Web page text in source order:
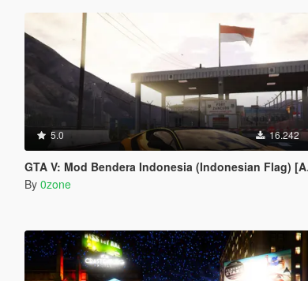
5.0 16.242
GTA V: Mod Bendera Indonesia (Indonesian Flag) [ADDON]
By 0zone